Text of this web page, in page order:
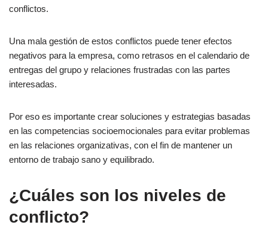
conflictos.
Una mala gestión de estos conflictos puede tener efectos
negativos para la empresa, como retrasos en el calendario de
entregas del grupo y relaciones frustradas con las partes
interesadas.
Por eso es importante crear soluciones y estrategias basadas
en las competencias socioemocionales para evitar problemas
en las relaciones organizativas, con el fin de mantener un
entorno de trabajo sano y equilibrado.
¿Cuáles son los niveles de
conflicto?